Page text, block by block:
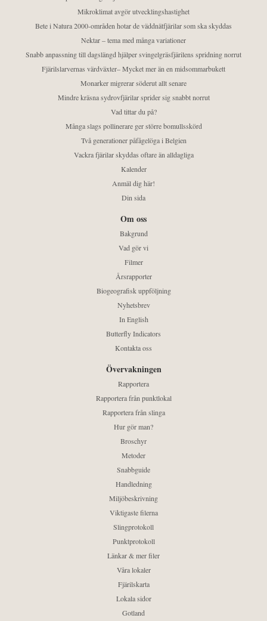
Mikroklimat avgör utvecklingshastighet
Bete i Natura 2000-områden hotar de väddnätfjärilar som ska skyddas
Nektar – tema med många variationer
Snabb anpassning till dagslängd hjälper svingelgräsfjärilens spridning norrut
Fjärilslarvernas värdväxter– Mycket mer än en midsommarbukett
Monarker migrerar söderut allt senare
Mindre kräsna sydrovfjärilar sprider sig snabbt norrut
Vad tittar du på?
Många slags pollinerare ger större bomullsskörd
Två generationer påfågelöga i Belgien
Vackra fjärilar skyddas oftare än alldagliga
Kalender
Anmäl dig här!
Din sida
Om oss
Bakgrund
Vad gör vi
Filmer
Årsrapporter
Biogeografisk uppföljning
Nyhetsbrev
In English
Butterfly Indicators
Kontakta oss
Övervakningen
Rapportera
Rapportera från punktlokal
Rapportera från slinga
Hur gör man?
Broschyr
Metoder
Snabbguide
Handledning
Miljöbeskrivning
Viktigaste filerna
Slingprotokoll
Punktprotokoll
Länkar & mer filer
Våra lokaler
Fjärilskarta
Lokala sidor
Gotland